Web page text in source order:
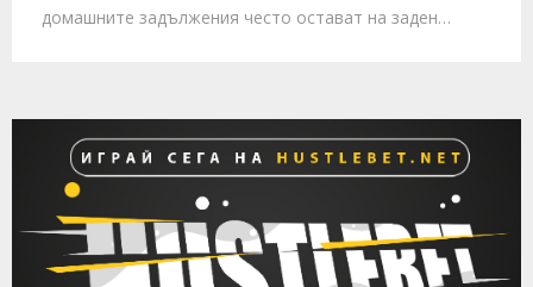
домашните задължения често остават на заден…